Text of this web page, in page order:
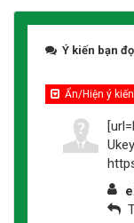
Ý kiến bạn
Ẩn/Hiện ý kiến